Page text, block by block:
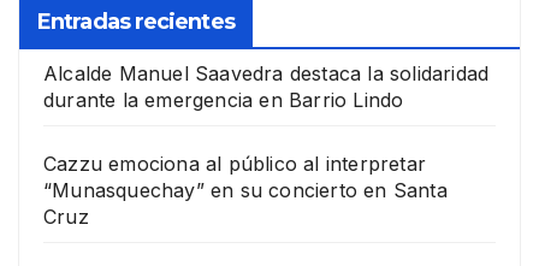
Entradas recientes
Alcalde Manuel Saavedra destaca la solidaridad
durante la emergencia en Barrio Lindo
Cazzu emociona al público al interpretar
“Munasquechay” en su concierto en Santa
Cruz